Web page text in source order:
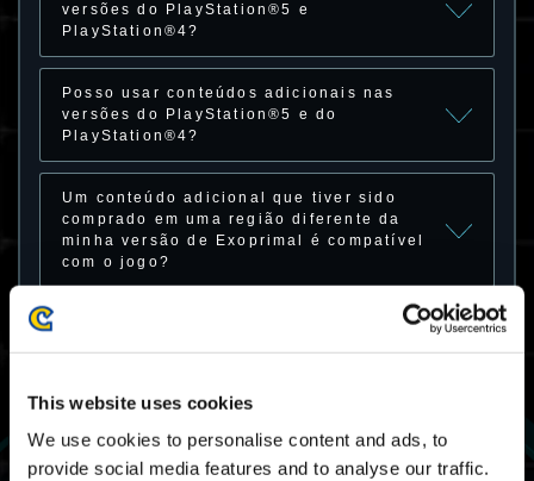
This website uses cookies
We use cookies to personalise content and ads, to
provide social media features and to analyse our traffic.
versões do PlayStation®5 e
PlayStation®4?
Posso usar conteúdos adicionais nas
versões do PlayStation®5 e do
PlayStation®4?
Um conteúdo adicional que tiver sido
comprado em uma região diferente da
minha versão de Exoprimal é compatível
com o jogo?
controle e das teclas de atalho?
Exoprimal permite o salvamento de